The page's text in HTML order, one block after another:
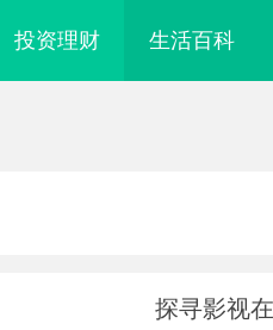
投资理财 生活百科
探寻影视